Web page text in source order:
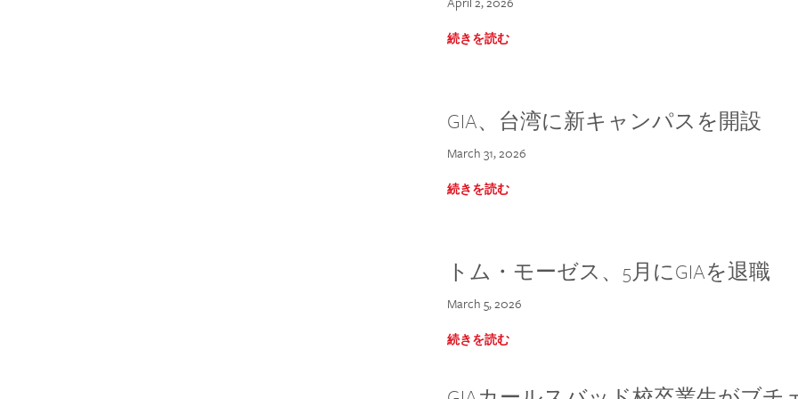
続きを読む
GIA、台湾に新キャンパスを開設
March 31, 2026
続きを読む
トム・モーゼス、5月にGIAを退職
March 5, 2026
続きを読む